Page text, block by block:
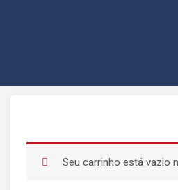
Seu carrinho está vazio